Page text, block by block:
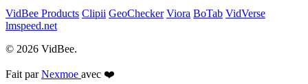
VidBee Products Clipii GeoChecker Viora BoTab VidVerse
lmspeed.net
© 2026 VidBee.
Fait parNexmoe avec ❤️